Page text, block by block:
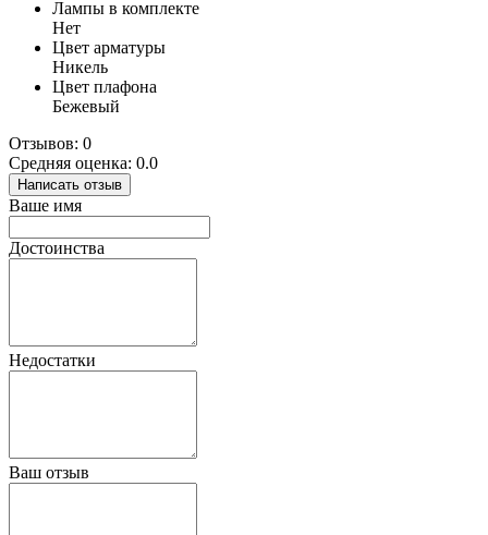
Лампы в комплекте
Нет
Цвет арматуры
Никель
Цвет плафона
Бежевый
Отзывов: 0
Средняя оценка: 0.0
Написать отзыв
Ваше имя
Достоинства
Недостатки
Ваш отзыв